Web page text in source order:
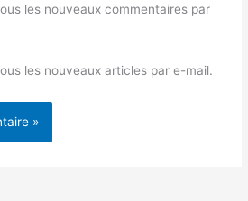
les nouveaux commentaires par
les nouveaux articles par e-mail.